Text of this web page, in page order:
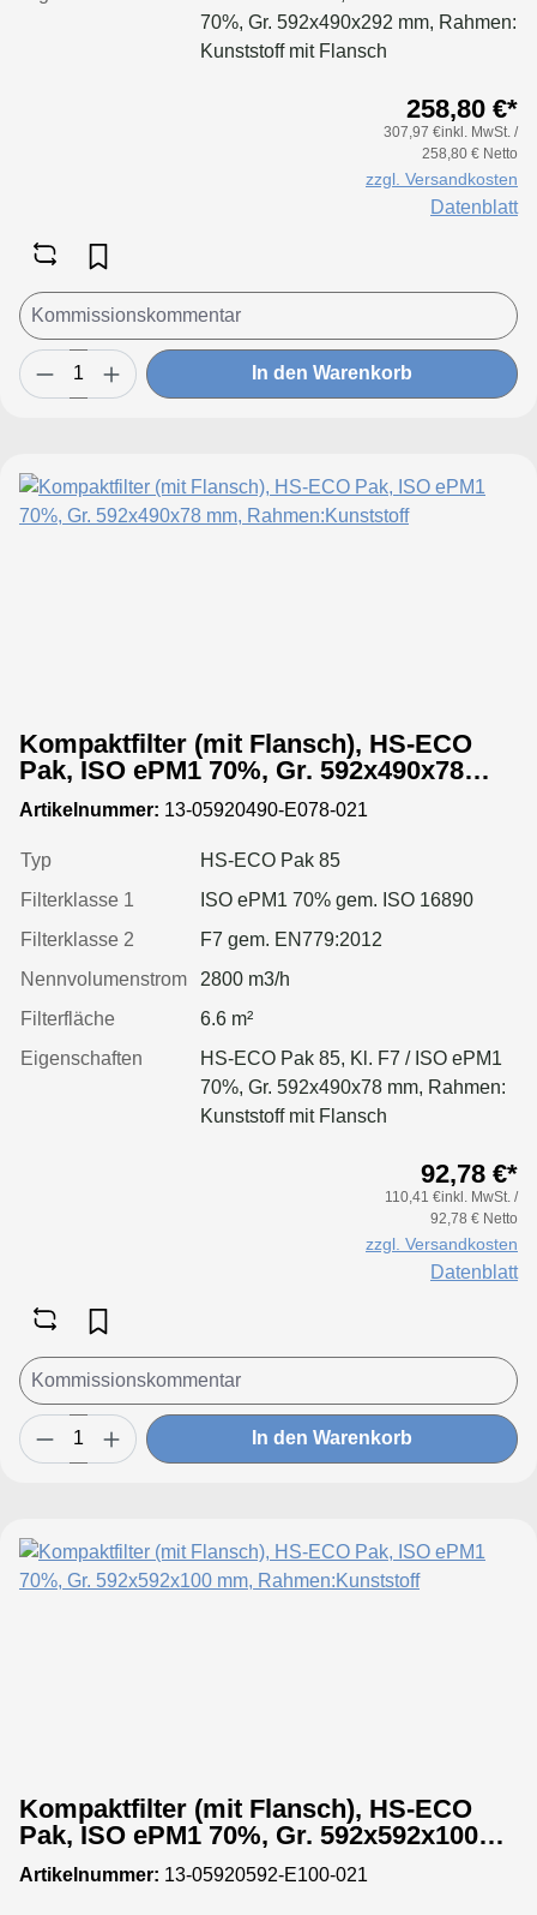
70%, Gr. 592x490x292 mm, Rahmen:
Kunststoff mit Flansch
258,80 €*
307,97 €inkl. MwSt. /
258,80 € Netto
zzgl. Versandkosten
Datenblatt
In den Warenkorb
Kompaktfilter (mit Flansch), HS-ECO
Pak, ISO ePM1 70%, Gr. 592x490x78
mm, Rahmen:Kunststoff
Artikelnummer: 13-05920490-E078-021
Typ
HS-ECO Pak 85
Filterklasse 1
ISO ePM1 70% gem. ISO 16890
Filterklasse 2
F7 gem. EN779:2012
Nennvolumenstrom
2800 m3/h
Filterfläche
6.6 m²
Eigenschaften
HS-ECO Pak 85, Kl. F7 / ISO ePM1
70%, Gr. 592x490x78 mm, Rahmen:
Kunststoff mit Flansch
92,78 €*
110,41 €inkl. MwSt. /
92,78 € Netto
zzgl. Versandkosten
Datenblatt
In den Warenkorb
Kompaktfilter (mit Flansch), HS-ECO
Pak, ISO ePM1 70%, Gr. 592x592x100
mm, Rahmen:Kunststoff
Artikelnummer: 13-05920592-E100-021